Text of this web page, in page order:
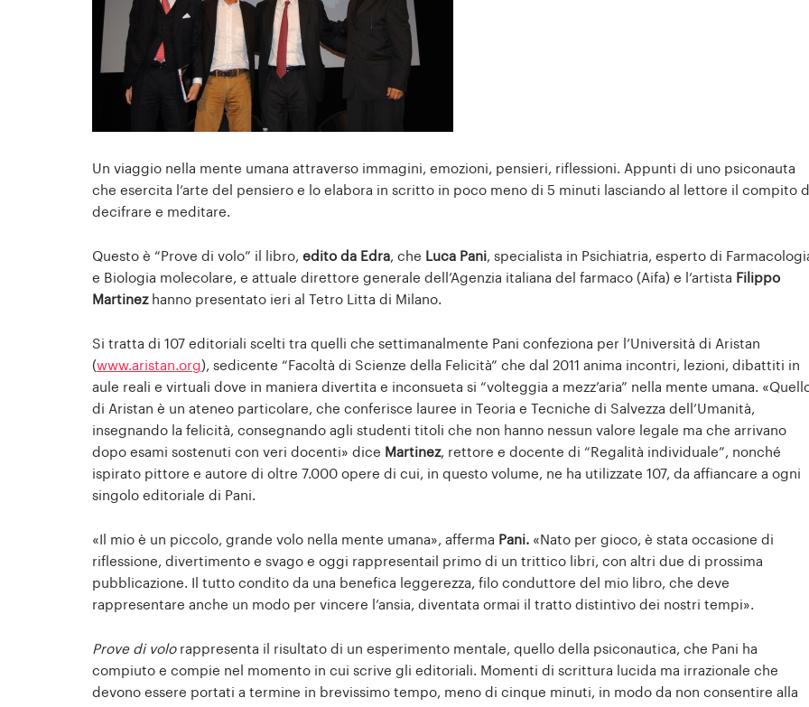
Un viaggio nella mente umana attraverso immagini, emozioni, pensieri, riflessioni. Appunti di uno psiconauta
che esercita l’arte del pensiero e lo elabora in scritto in poco meno di 5 minuti lasciando al lettore il compito
decifrare e meditare.
Questo è “Prove di volo” il libro, edito da Edra, che Luca Pani, specialista in Psichiatria, esperto di
e Biologia molecolare, e attuale direttore generale dell’Agenzia italiana del farmaco (Aifa) e l’artista Filippo
Martinezhanno presentato ieri al Tetro Litta di Milano.
Si tratta di 107 editoriali scelti tra quelli che settimanalmente Pani confeziona per l’Università di Aristan
(www.aristan.org), sedicente “Facoltà di Scienze della Felicità” che dal 2011 anima incontri, lezioni, dibattiti in
aule reali e virtuali dove in maniera divertita e inconsueta si “volteggia a mezz’aria” nella mente umana.
di Aristan è un ateneo particolare, che conferisce lauree in Teoria e Tecniche di Salvezza dell’Umanità,
insegnando la felicità, consegnando agli studenti titoli che non hanno nessun valore legale ma che arrivano
dopo esami sostenuti con veri docenti» dice Martinez, rettore e docente di “Regalità individuale”, nonché
ispirato pittore e autore di oltre 7.000 opere di cui, in questo volume, ne ha utilizzate 107, da affiancare a ogni
singolo editoriale di Pani.
«Il mio è un piccolo, grande volo nella mente umana», afferma Pani. «Nato per gioco, è stata occasione di
riflessione, divertimento e svago e oggi rappresentail primo di un trittico libri, con altri due di prossima
pubblicazione. Il tutto condito da una benefica leggerezza, filo conduttore del mio libro, che deve
rappresentare anche un modo per vincere l’ansia, diventata ormai il tratto distintivo dei nostri tempi».
Prove di volorappresenta il risultato di un esperimento mentale, quello della psiconautica, che Pani ha
compiuto e compie nel momento in cui scrive gli editoriali. Momenti di scrittura lucida ma irrazionale che
devono essere portati a termine in brevissimo tempo, meno di cinque minuti, in modo da non consentire alla